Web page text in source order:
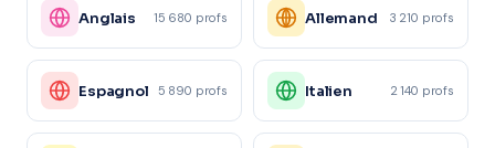
Anglais 15 680 profs Allemand 3 210 profs
Espagnol 5 890 profs Italien 2 140 profs